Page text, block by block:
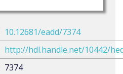
10.12681/eadd/7374
http://hdl.handle.net/10442/
7374